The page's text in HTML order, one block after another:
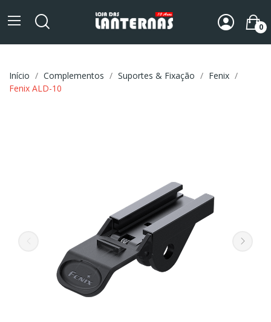
0
Início Complementos Suportes & Fixação
Fenix
Fenix ALD-10